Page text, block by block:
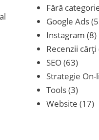
Fără
Google Ads
Instagram (8)
Recenzii cărţi
SEO(63)
Strategie On-
Tools(3)
Website (17)